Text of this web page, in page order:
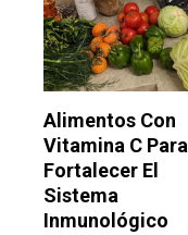
Alimentos Con
Vitamina C Para
Fortalecer El
Sistema
Inmunológico